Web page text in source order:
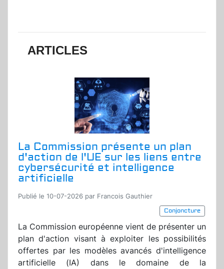
ARTICLES
La Commission présente un plan
d'action de l'UE sur les liens entre
cybersécurité et intelligence
artificielle
Publié le 10-07-2026 par Francois Gauthier
Conjoncture
La Commission européenne vient de présenter un
plan d'action visant à exploiter les possibilités
offertes par les modèles avancés d'intelligence
artificielle (IA) dans le domaine de la